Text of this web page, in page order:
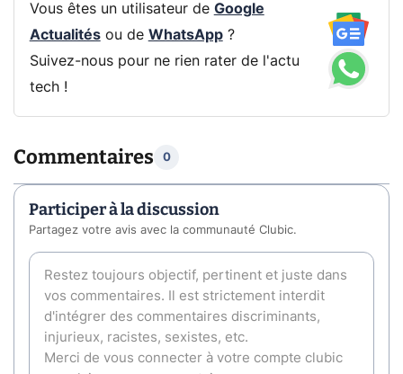
Vous êtes un utilisateur de Google
Actualitésou de WhatsApp?
Suivez-nous pour ne rien rater de l'actu
tech !
Commentaires 0
Participer à la discussion
Partagez votre avis avec la communauté Clubic.